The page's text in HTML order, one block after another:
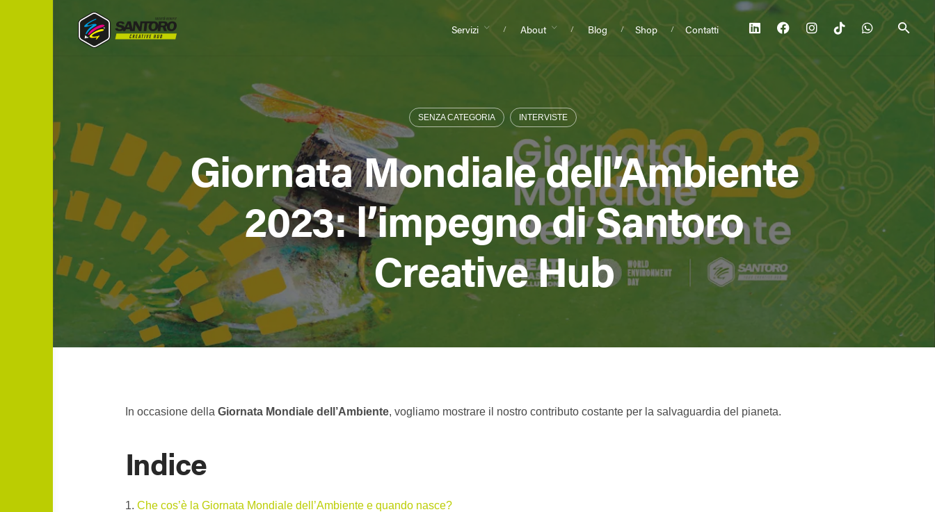
contenuto
Servizi About Blog Shop Contatti
SENZA CATEGORIA INTERVISTE
Giornata Mondiale dell’Ambiente
2023: l’impegno di Santoro
Creative Hub
In occasione della Giornata Mondiale dell’Ambiente, vogliamo mostrare il nostro contributo costante per la salvaguardia del pianeta.
Indice
Che cos’è la Giornata Mondiale dell’Ambiente e quando nasce?